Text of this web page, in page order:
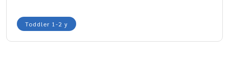
Toddler 1-2 y